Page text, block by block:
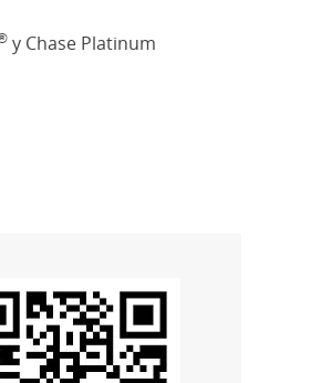
y Chase Platinum